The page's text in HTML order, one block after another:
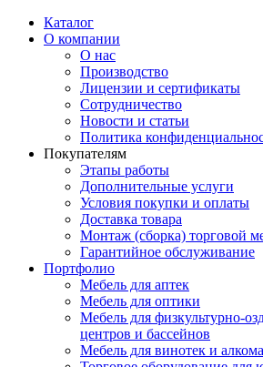
Каталог
О компании
О нас
Производство
Лицензии и сертификаты
Сотрудничество
Новости и статьи
Политика
Покупателям
Этапы работы
Дополнительные услуги
Условия покупки и оплаты
Доставка товара
Монтаж (сборка) торговой
Гарантийное обслуживание
Портфолио
Мебель для аптек
Мебель для оптики
Мебель для физкультурно-
центров и бассейнов
Мебель для винотек и